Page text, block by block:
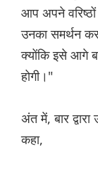
आप अपने वरिष्ठों
उनका समर्थन
क्योंकि इसे आगे
होगी।"
अंत में, बार
कहा,